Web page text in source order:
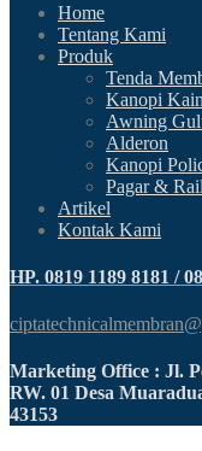
Home
Tentang Kami
Produk
Tenda
Kanopi Kain
Awning
Alderon
Kanopi
Pagar &
Artikel
Kontak Kami
HP. 0819 1189 8181 /
Marketing Office : Jl.
RW. 01 Desa
43153